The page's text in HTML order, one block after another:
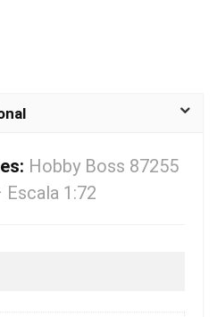
Hobby Boss 87255
1:72